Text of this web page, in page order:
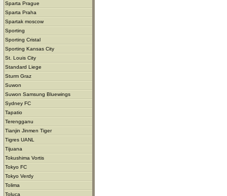
Sparta Prague
Sparta Praha
Spartak moscow
Sporting
Sporting Cristal
Sporting Kansas City
St. Louis City
Standard Liege
Sturm Graz
Suwon
Suwon Samsung Bluewings
Sydney FC
Tapatio
Terengganu
Tianjin Jinmen Tiger
Tigres UANL
Tijuana
Tokushima Vortis
Tokyo FC
Tokyo Verdy
Tolima
Toluca